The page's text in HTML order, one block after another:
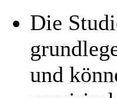
Die
und